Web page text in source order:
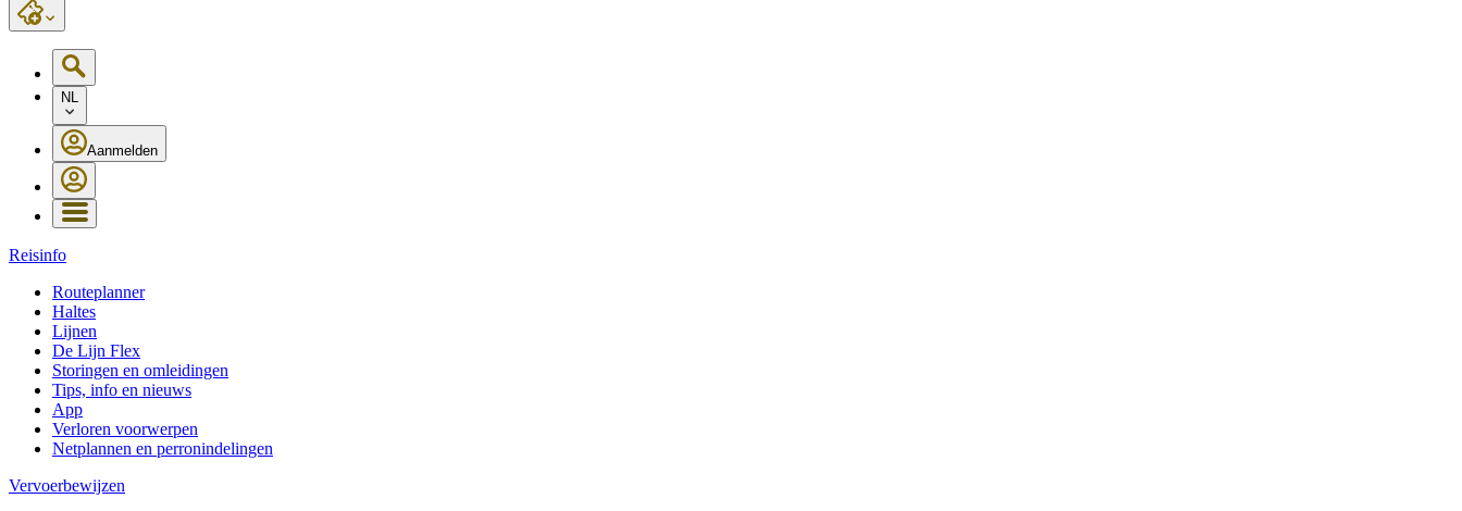
NL
Aanmelden
Reisinfo
Routeplanner
Haltes
Lijnen
De Lijn Flex
Storingen en omleidingen
Tips, info en nieuws
App
Verloren voorwerpen
Netplannen en perronindelingen
Vervoerbewijzen